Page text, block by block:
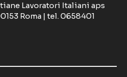
Lavoratori Italiani aps
Roma | tel. 0658401